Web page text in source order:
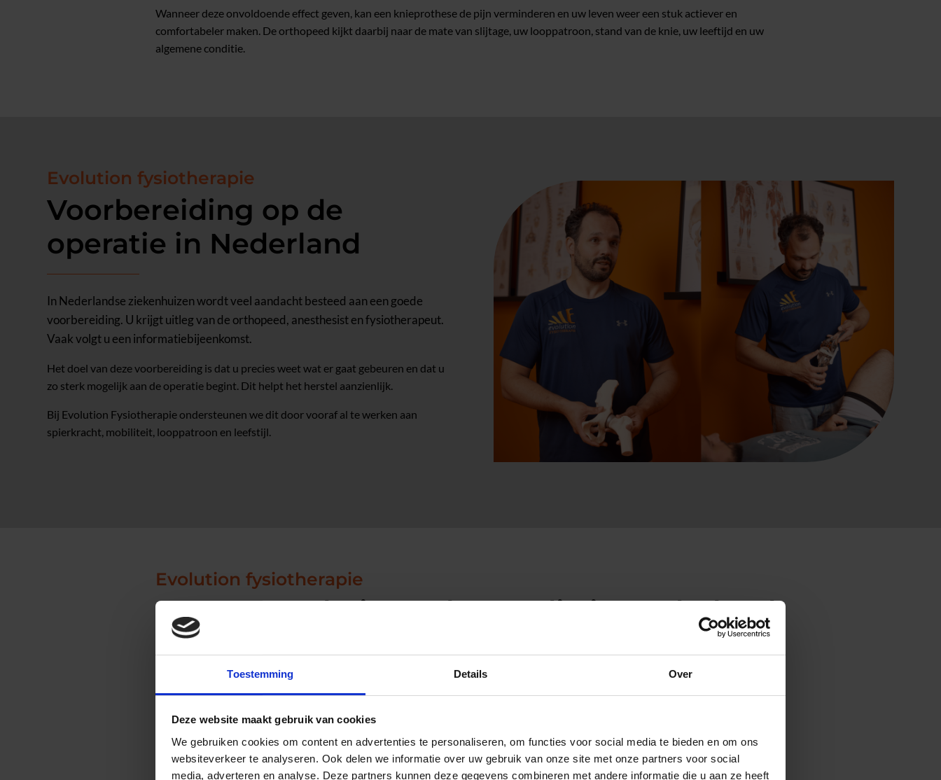
Toestemming Details Over
Deze website maakt gebruik van cookies
We gebruiken cookies om content en advertenties te personaliseren, om functies voor social media te bieden en om ons
websiteverkeer te analyseren. Ook delen we informatie over uw gebruik van onze site met onze partners voor social
media, adverteren en analyse. Deze partners kunnen deze gegevens combineren met andere informatie die u aan ze heeft
Wanneer deze onvoldoende effect geven, kan een knieprothese de pijn verminderen en uw leven weer een stuk actiever en
comfortabeler maken. De orthopeed kijkt daarbij naar de mate van slijtage, uw looppatroon, stand van de knie, uw leeftijd en uw
algemene conditie.
Evolution fysiotherapie
Voorbereiding op de
operatie in Nederland
In Nederlandse ziekenhuizen wordt veel aandacht besteed aan een goede
voorbereiding. U krijgt uitleg van de orthopeed, anesthesist en fysiotherapeut.
Vaak volgt u een informatiebijeenkomst.
Het doel van deze voorbereiding is dat u precies weet wat er gaat gebeuren en dat u
zo sterk mogelijk aan de operatie begint. Dit helpt het herstel aanzienlijk.
Bij Evolution Fysiotherapie ondersteunen we dit door vooraf al te werken aan
spierkracht, mobiliteit, looppatroon en leefstijl.
Evolution fysiotherapie
De soorten knieprotheses die in Nederland
worden gebruikt
Totale knieprothese (TKP)
Dit is de meest voorkomende variant. Hierbij worden de versleten delen van zowel het bovenbeenbot (femur) als het scheenbeen
(tibia) vervangen door metalen componenten met daartussen een kunststof (polyethyleen) tussenlaag.
Gedeeltelijke knieprothese (unicondylaire prothese)